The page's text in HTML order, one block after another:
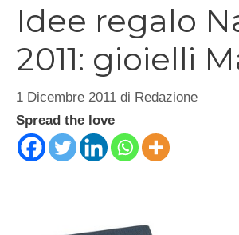
Idee regalo
2011: gioielli
1 Dicembre 2011 di Redazione
Spread the love